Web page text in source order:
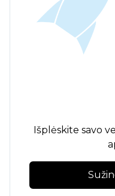
Išplėskite savo